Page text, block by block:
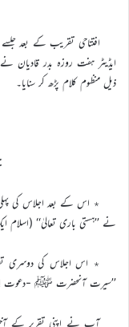
افتتاحی تقریب کے بعد
ایڈیٹر ہفت روزہ بدر قادیان
ذیل منظوم کلام پڑھ کر سنایا۔
٭ اس کے بعد اجلاس کی پہلی
نے ’’ہستی باری تعالیٰ‘‘
٭ اس اجلاس کی دوسری
’’سیرت آنحضرت ﷺ -دعوت اِلی
آپ نے اپنی تقریر کے آخر